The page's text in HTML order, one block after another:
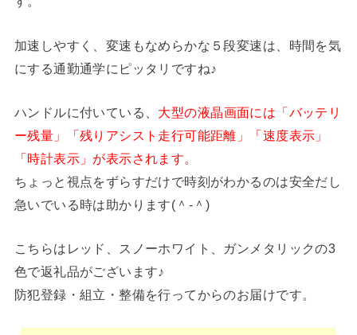
加速しやすく、変速もなめらかな５段変速は、時間を気
にする通勤通学にピッタリですね♪
ハンドルに付いている、 大型の液晶画面には「バッテリ
ー残量」「残りアシスト走行可能距離」「速度表示」
「時計表示」が表示されます。
ちょっと視点をずらすだけで時刻がわかるのは安全だし
急いでいる時は助かります(＾-＾)
こちらはレッド、スノーホワイト、ガンメタリックの3
色で返礼品がございます♪
防犯登録・組立・整備を行ってからのお届けです。